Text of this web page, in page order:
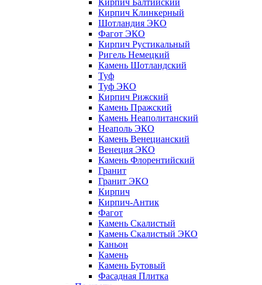
Кирпич Балтийский
Кирпич Клинкерный
Шотландия ЭКО
Фагот ЭКО
Кирпич Рустикальный
Ригель Немецкий
Камень Шотландский
Туф
Туф ЭКО
Кирпич Рижский
Камень Пражский
Камень Неаполитанский
Неаполь ЭКО
Камень Венецианский
Венеция ЭКО
Камень Флорентийский
Гранит
Гранит ЭКО
Кирпич
Кирпич-Антик
Фагот
Камень Скалистый
Камень Скалистый ЭКО
Каньон
Камень
Камень Бутовый
Фасадная Плитка